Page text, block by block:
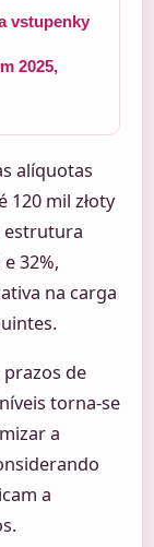
vstupenky
2025,
alíquotas
120 mil złoty
estrutura
32%,
na carga
de
torna-se
a
a